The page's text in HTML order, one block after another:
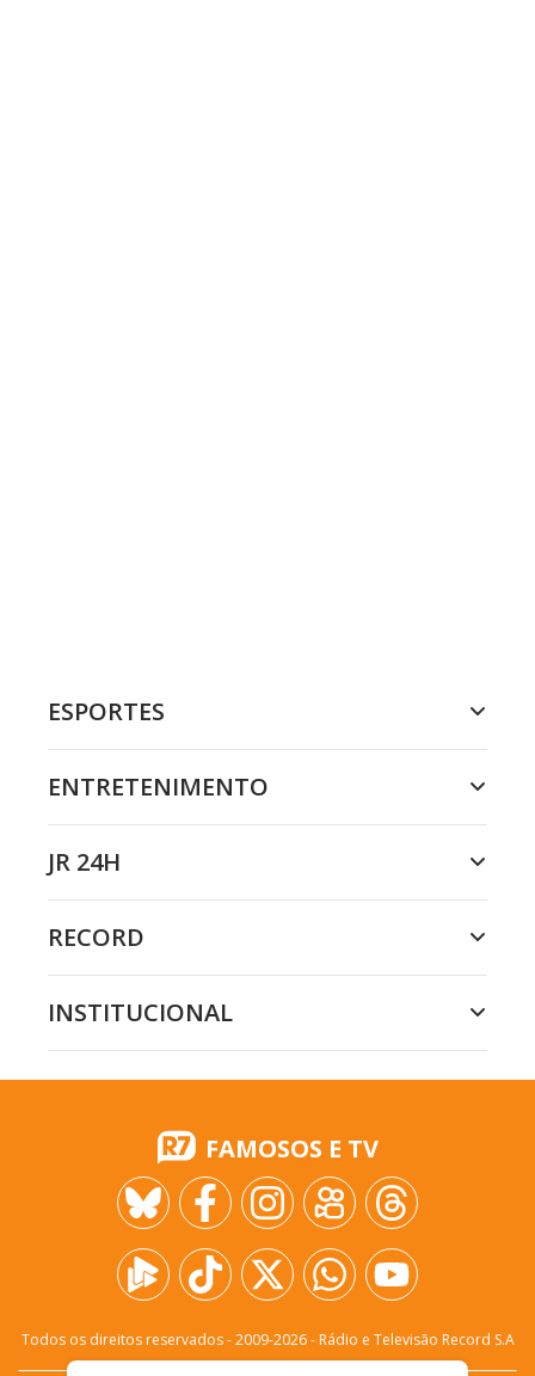
ESPORTES
ENTRETENIMENTO
JR 24H
RECORD
INSTITUCIONAL
FAMOSOS E TV
Todos os direitos reservados - 2009-2026- Rádio e Televisão Record S.A